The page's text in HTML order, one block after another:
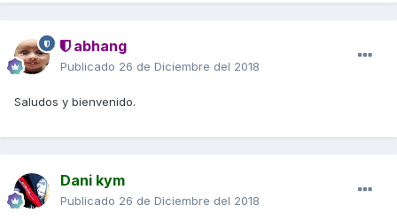
abhang
Publicado 26 de Diciembre del 2018
Saludos y bienvenido.
Dani kym
Publicado 26 de Diciembre del 2018